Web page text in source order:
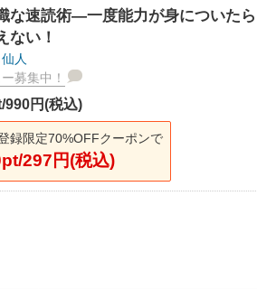
な速読術―一度能力が身についた
ない！
人
募集中！
990円(税込)
録限定70%OFFクーポンで
297円(税込)